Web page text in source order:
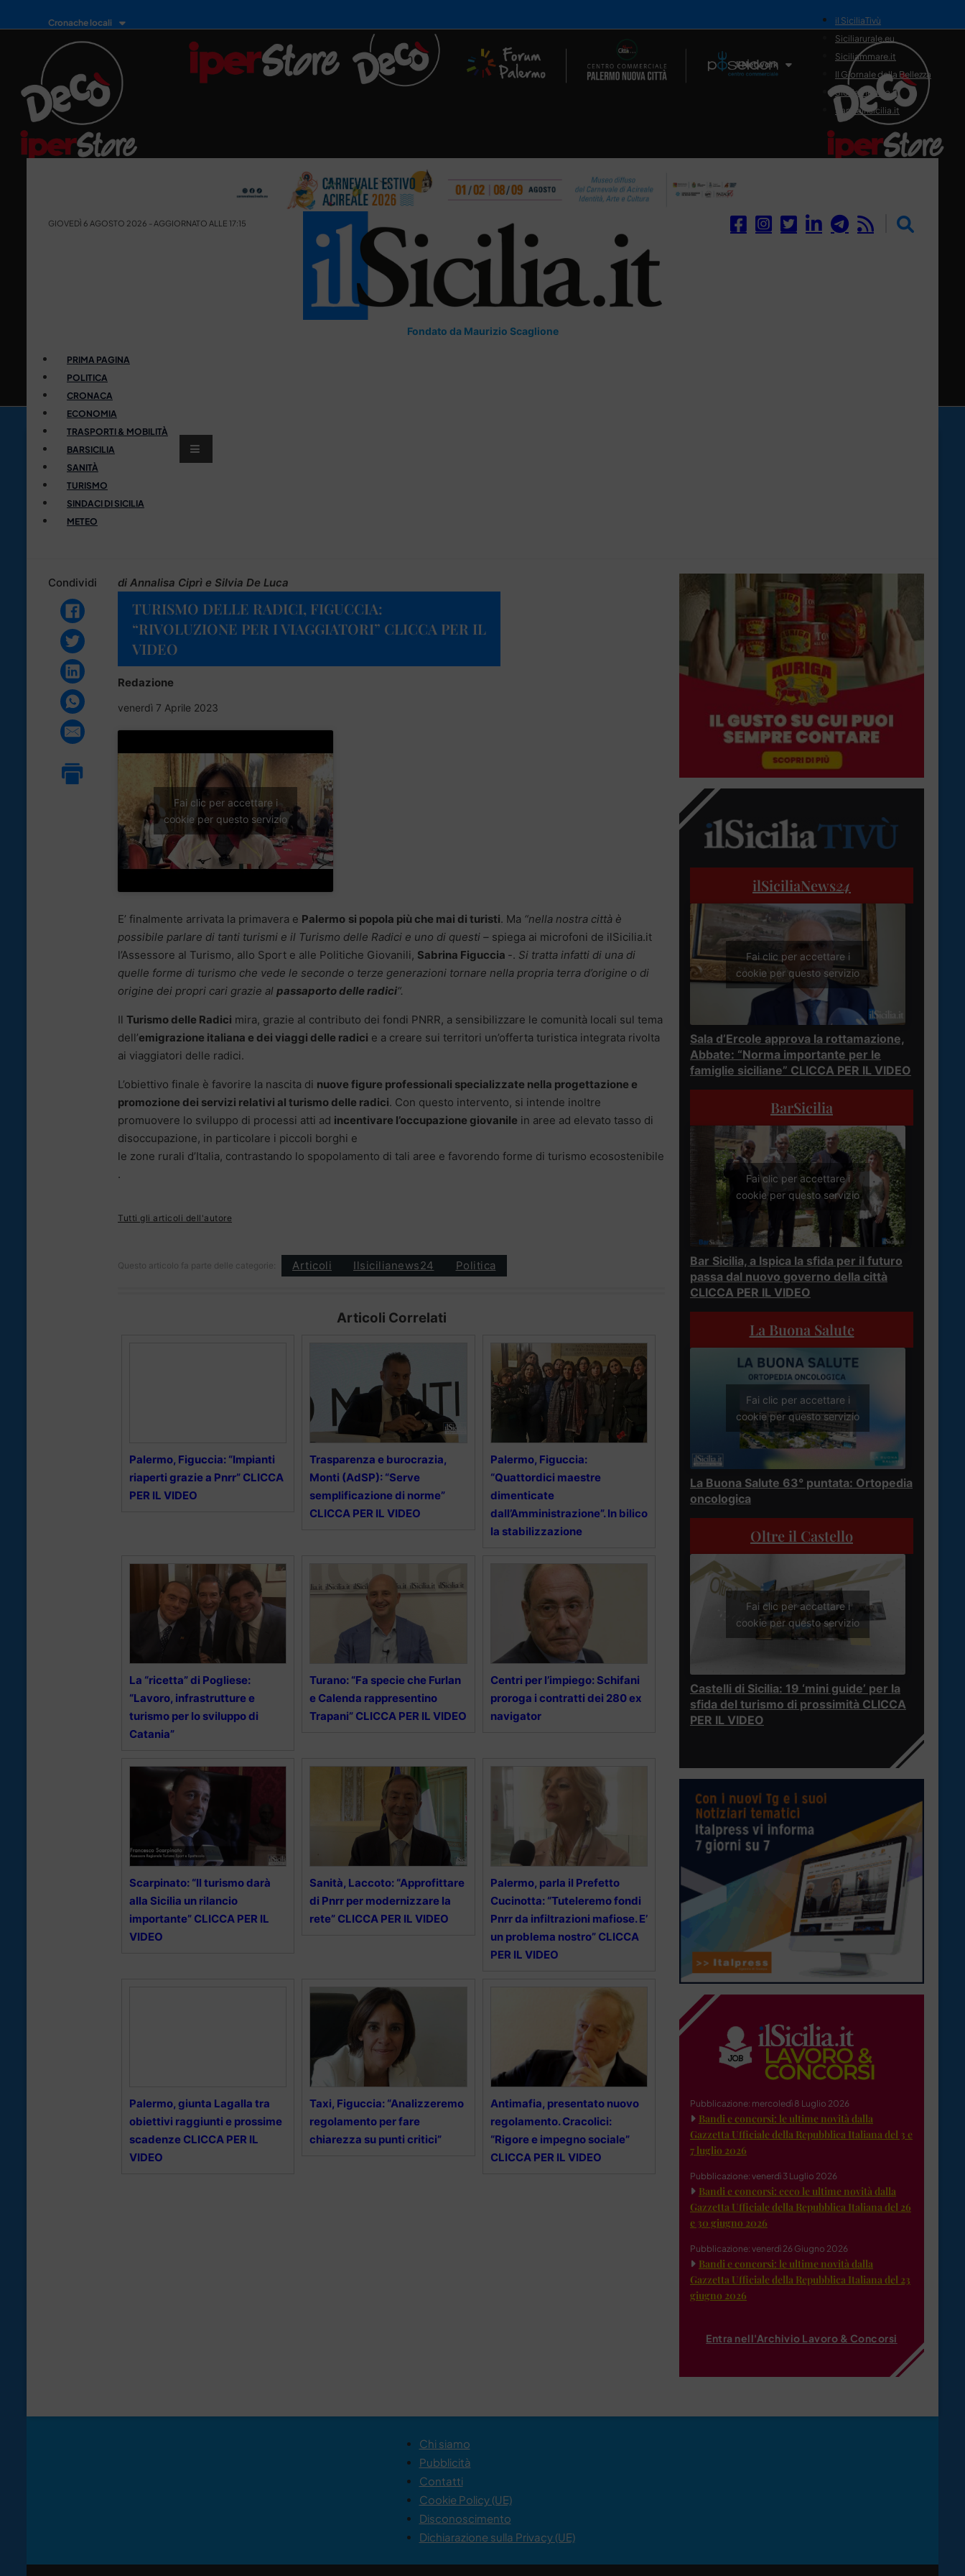
Cronache locali
Il Network
il SiciliaTivù
Siciliarurale.eu
Siciliammare.it
Il Giornale della Bellezza
Siciliamedica.it
Sanitainsicilia.it
GIOVEDÌ 6 AGOSTO 2026 - AGGIORNATO ALLE 17:15
Fondato da Maurizio Scaglione
PRIMA PAGINA
POLITICA
CRONACA
ECONOMIA
TRASPORTI & MOBILITÀ
BARSICILIA
SANITÀ
TURISMO
SINDACI DI SICILIA
METEO
Condividi di Annalisa Ciprì e Silvia De Luca
TURISMO DELLE RADICI, FIGUCCIA:
“RIVOLUZIONE PER I VIAGGIATORI” CLICCA PER IL
VIDEO
Redazione
venerdì 7 Aprile 2023
Fai clic per accettare i
cookie per questo servizio
E’ finalmente arrivata la primavera e Palermo si popola più che mai di turisti. Ma “nella nostra città è
possibile parlare di tanti turismi e il Turismo delle Radici e uno di questi – spiega ai microfoni de ilSicilia.it
l’Assessore al Turismo, allo Sport e alle Politiche Giovanili, Sabrina Figuccia -. Si tratta infatti di una di
quelle forme di turismo che vede le seconde o terze generazioni tornare nella propria terra d’origine o di
origine dei propri cari grazie al passaporto delle radici“.
Il Turismo delle Radici mira, grazie al contributo dei fondi PNRR, a sensibilizzare le comunità locali sul tema
dell’emigrazione italiana e dei viaggi delle radici e a creare sui territori un’offerta turistica integrata rivolta
ai viaggiatori delle radici.
L’obiettivo finale è favorire la nascita di nuove figure professionali specializzate nella progettazione e
promozione dei servizi relativi al turismo delle radici. Con questo intervento, si intende inoltre
promuovere lo sviluppo di processi atti ad incentivare l’occupazione giovanile in aree ad elevato tasso di
disoccupazione, in particolare i piccoli borghi e
le zone rurali d’Italia, contrastando lo spopolamento di tali aree e favorendo forme di turismo ecosostenibile
.
Tutti gli articoli dell'autore
Questo articolo fa parte delle categorie: Articoli Ilsicilianews24 Politica
Articoli Correlati
Palermo, Figuccia: “Impianti
riaperti grazie a Pnrr” CLICCA
PER IL VIDEO
Trasparenza e burocrazia,
Monti (AdSP): “Serve
semplificazione di norme”
CLICCA PER IL VIDEO
Palermo, Figuccia:
“Quattordici maestre
dimenticate
dall’Amministrazione”. In bilico
la stabilizzazione
La “ricetta” di Pogliese:
“Lavoro, infrastrutture e
turismo per lo sviluppo di
Catania”
Turano: “Fa specie che Furlan
e Calenda rappresentino
Trapani” CLICCA PER IL VIDEO
Centri per l’impiego: Schifani
proroga i contratti dei 280 ex
navigator
Scarpinato: “Il turismo darà
alla Sicilia un rilancio
importante” CLICCA PER IL
VIDEO
Sanità, Laccoto: “Approfittare
di Pnrr per modernizzare la
rete” CLICCA PER IL VIDEO
Palermo, parla il Prefetto
Cucinotta: “Tuteleremo fondi
Pnrr da infiltrazioni mafiose. E’
un problema nostro” CLICCA
PER IL VIDEO
Palermo, giunta Lagalla tra
obiettivi raggiunti e prossime
scadenze CLICCA PER IL
VIDEO
Taxi, Figuccia: “Analizzeremo
regolamento per fare
chiarezza su punti critici”
Antimafia, presentato nuovo
regolamento. Cracolici:
“Rigore e impegno sociale”
CLICCA PER IL VIDEO
ilSiciliaNews24
Fai clic per accettare i
cookie per questo servizio
Sala d’Ercole approva la rottamazione,
Abbate: “Norma importante per le
famiglie siciliane” CLICCA PER IL VIDEO
BarSicilia
Fai clic per accettare i
cookie per questo servizio
Bar Sicilia, a Ispica la sfida per il futuro
passa dal nuovo governo della città
CLICCA PER IL VIDEO
La Buona Salute
Fai clic per accettare i
cookie per questo servizio
La Buona Salute 63° puntata: Ortopedia
oncologica
Oltre il Castello
Fai clic per accettare i
cookie per questo servizio
Castelli di Sicilia: 19 ‘mini guide’ per la
sfida del turismo di prossimità CLICCA
PER IL VIDEO
Pubblicazione: mercoledì 8 Luglio 2026
Bandi e concorsi: le ultime novità dalla
Gazzetta Ufficiale della Repubblica Italiana del 3 e
7 luglio 2026
Pubblicazione: venerdì 3 Luglio 2026
Bandi e concorsi: ecco le ultime novità dalla
Gazzetta Ufficiale della Repubblica Italiana del 26
e 30 giugno 2026
Pubblicazione: venerdì 26 Giugno 2026
Bandi e concorsi: le ultime novità dalla
Gazzetta Ufficiale della Repubblica Italiana del 23
giugno 2026
Entra nell'Archivio Lavoro & Concorsi
Chi siamo
Pubblicità
Contatti
Cookie Policy (UE)
Disconoscimento
Dichiarazione sulla Privacy (UE)